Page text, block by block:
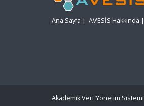
Ana Sayfa | AVESİS Hakkında |
Akademik Veri Yönetim Sistemi